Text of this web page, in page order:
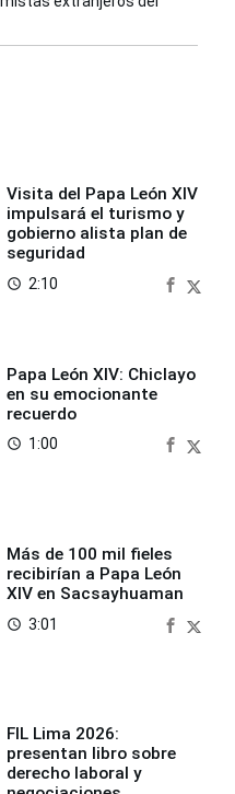
Visita del Papa León XIV
impulsará el turismo y
gobierno alista plan de
seguridad
access_time 2:10
Papa León XIV: Chiclayo
en su emocionante
recuerdo
access_time 1:00
Más de 100 mil fieles
recibirían a Papa León
XIV en Sacsayhuaman
access_time 3:01
FIL Lima 2026:
presentan libro sobre
derecho laboral y